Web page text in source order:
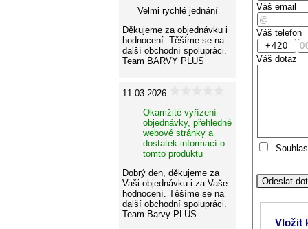
Váš email
Váš telefon
Váš dotaz
Vložit
Velmi rychlé jednání
Děkujeme za objednávku i
hodnocení. Těšíme se na
další obchodní spolupráci.
Team BARVY PLUS
11.03.2026
Okamžité vyřízení
objednávky, přehledné
webové stránky a
dostatek informací o
tomto produktu
Dobrý den, děkujeme za
Vaši objednávku i za Vaše
hodnocení. Těšíme se na
další obchodní spolupráci.
Team Barvy PLUS